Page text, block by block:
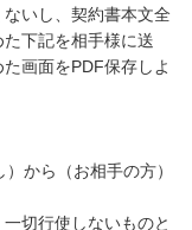
いし、契約書本文全
下記を相手様に送
画面をPDF保存しよ
から（お相手の方）
切行使しないものと